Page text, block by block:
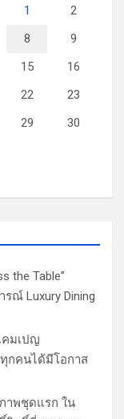
1
2
8
9
15
16
22
23
29
30
the Table”
ณ์ Luxury Dining
มเปญ
ทุกคนได้มีโอกาส
าพชุดแรก ใน